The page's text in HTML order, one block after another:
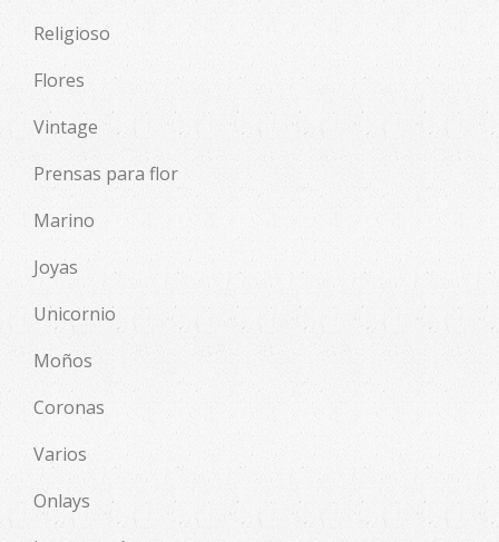
Religioso
Flores
Vintage
Prensas para flor
Marino
Joyas
Unicornio
Moños
Coronas
Varios
Onlays